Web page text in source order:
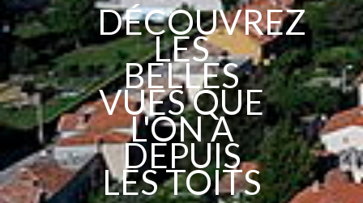
DÉCOUVREZ
LES
BELLES
VUES QUE
L'ON A
DEPUIS
LES TOITS